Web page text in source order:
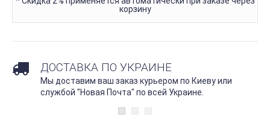
корзину
ДОСТАВКА ПО УКРАИНЕ
Мы доставим ваш заказ курьером по Киеву или
службой "Новая Почта" по всей Украине.